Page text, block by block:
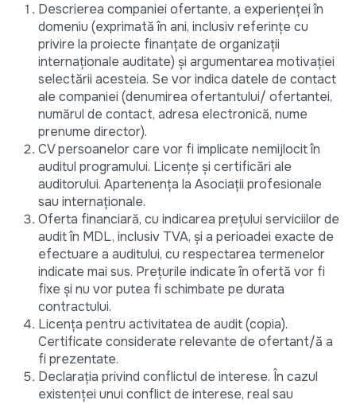
Descrierea companiei ofertante, a experienței în
domeniu (exprimată în ani, inclusiv referințe cu
privire la proiecte finanțate de organizații
internaționale auditate) și argumentarea motivației
selectării acesteia. Se vor indica datele de contact
ale companiei (denumirea ofertantului/ ofertantei,
numărul de contact, adresa electronică, nume
prenume director).
CV persoanelor care vor fi implicate nemijlocit în
auditul programului. Licențe și certificări ale
auditorului. Apartenența la Asociații profesionale
sau internaționale.
Oferta financiară, cu indicarea prețului serviciilor de
audit în MDL, inclusiv TVA, și a perioadei exacte de
efectuare a auditului, cu respectarea termenelor
indicate mai sus. Prețurile indicate în ofertă vor fi
fixe şi nu vor putea fi schimbate pe durata
contractului.
Licența pentru activitatea de audit (copia).
Certificate considerate relevante de ofertant/ă a
fi prezentate.
Declarația privind conflictul de interese. În cazul
existenței unui conflict de interese, real sau